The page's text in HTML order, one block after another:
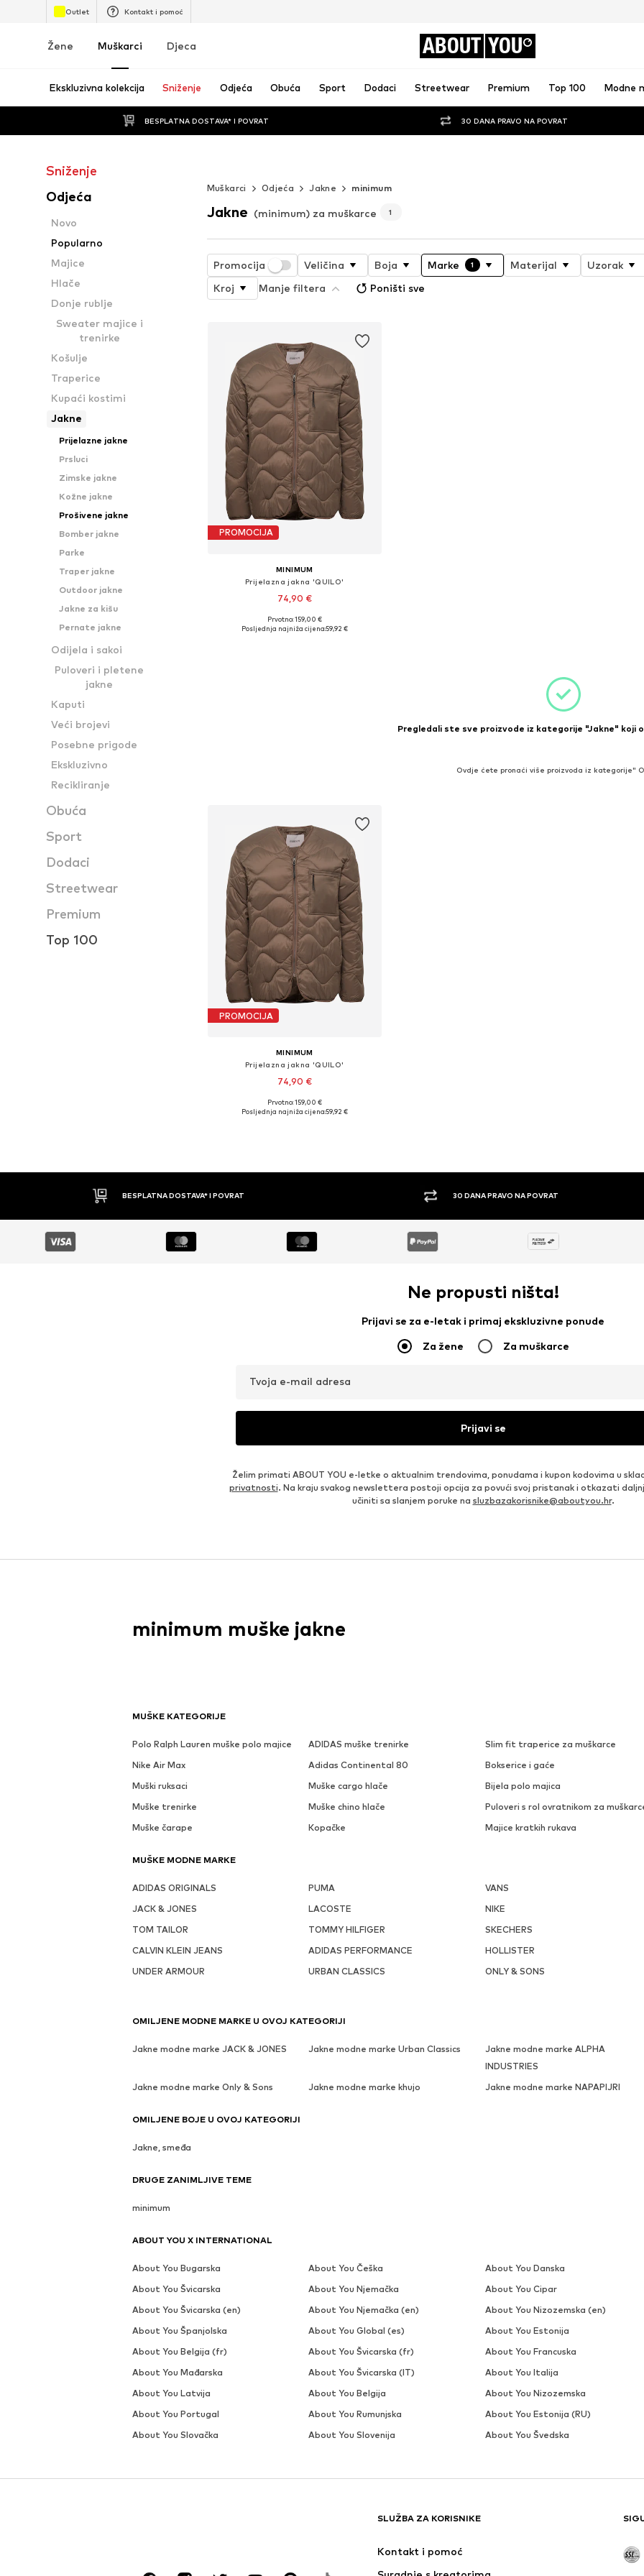
Outlet Kontakt i pomoć
Žene Muškarci Djeca ABOUT YOU
Ekskluzivna kolekcija Sniženje Odjeća Obuća Sport Dodaci Streetwear Premium Top 100 Modne
BESPLATNA DOSTAVA* I POVRAT 30 DANA PRAVO NA POVRAT
Sniženje
Odjeća
Novo
Popularno
Majice
Hlače
Donje rublje
Sweater majice i
trenirke
Košulje
Traperice
Kupaći kostimi
Jakne
Prijelazne jakne
Prsluci
Zimske jakne
Kožne jakne
Prošivene jakne
Bomber jakne
Parke
Traper jakne
Outdoor jakne
Jakne za kišu
Pernate jakne
Odijela i sakoi
Puloveri i pletene
jakne
Kaputi
Veći brojevi
Posebne prigode
Ekskluzivno
Recikliranje
Obuća
Sport
Dodaci
Streetwear
Premium
Top 100
Muškarci
Odjeća Jakne minimum
Jakne (minimum) za muškarce 1
Promocija Veličina Boja Marke 1 Materijal Uzorak
Kroj
Manje filtera Poništi sve
PROMOCIJA
MINIMUM
Prijelazna jakna 'QUILO'
74,90 €
Dostupne veličine: L
Prvotno: 159,00 €
Posljednja najniža cijena:59,92 €
Pregledali ste sve proizvode iz kategorije "Jakne" koji
Ovdje ćete pronaći više proizvoda iz kategorije"
PROMOCIJA
MINIMUM
Prijelazna jakna 'QUILO'
74,90 €
Dostupne veličine: L
Prvotno: 159,00 €
Posljednja najniža cijena:59,92 €
BESPLATNA DOSTAVA* I POVRAT 30 DANA PRAVO NA POVRAT
Ne propusti ništa!
Prijavi se za e-letak i primaj ekskluzivne ponude
Za žene Za muškarce
Tvoja e-mail adresa
Prijavi se
Želim primati ABOUT YOU e-letke o aktualnim trendovima, ponudama i kupon kodovima u
privatnosti. Na kraju svakog newslettera postoji opcija za povući svoj pristanak i otkazati
učiniti sa slanjem poruke na sluzbazakorisnike@aboutyou.hr.
MUŠKE KATEGORIJE
Polo Ralph Lauren muške polo majice ADIDAS muške trenirke Slim fit traperice za muškarce
Nike Air Max
Adidas Continental 80 Bokserice i gaće
Muški ruksaci
Muške cargo hlače Bijela polo majica
Muške trenirke
Muške chino hlače Puloveri s rol ovratnikom za
Muške čarape
Kopačke Majice kratkih rukava
MUŠKE MODNE MARKE
ADIDAS ORIGINALS PUMA VANS
JACK & JONES
LACOSTE NIKE
TOM TAILOR
TOMMY HILFIGER SKECHERS
CALVIN KLEIN JEANS
ADIDAS PERFORMANCE HOLLISTER
UNDER ARMOUR
URBAN CLASSICS ONLY & SONS
SLUŽBA ZA KORISNIKE
Kontakt i pomoć
minimum muške jakne
OMILJENE MODNE MARKE U OVOJ KATEGORIJI
Jakne modne marke JACK & JONES Jakne modne marke Urban Classics
Jakne modne marke ALPHA
INDUSTRIES
Jakne modne marke Only & Sons Jakne modne marke khujo Jakne modne marke NAPAPIJRI
OMILJENE BOJE U OVOJ KATEGORIJI
Jakne, smeđa
DRUGE ZANIMLJIVE TEME
minimum
ABOUT YOU X INTERNATIONAL
About You Bugarska About You Češka About You Danska
About You Švicarska
About You Njemačka About You Cipar
About You Švicarska (en)
About You Njemačka (en) About You Nizozemska (en)
About You Španjolska
About You Global (es) About You Estonija
About You Belgija (fr)
About You Švicarska (fr) About You Francuska
About You Mađarska
About You Švicarska (IT) About You Italija
About You Latvija
About You Belgija About You Nizozemska
About You Portugal
About You Rumunjska About You Estonija (RU)
About You Slovačka
About You Slovenija About You Švedska